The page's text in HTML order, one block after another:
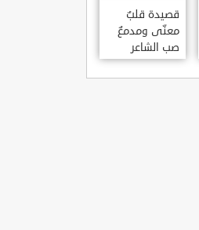
قصيدة قلبٌ
معنّى ومدمعٌ
صب الشاعر
سيف الدين
المشد